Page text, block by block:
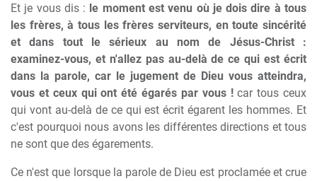
Et je vous dis : le moment est venu où je dois dire à tous
les frères, à tous les frères serviteurs, en toute sincérité
et dans tout le sérieux au nom de Jésus-Christ :
examinez-vous, et n'allez pas au-delà de ce qui est écrit
dans la parole, car le jugement de Dieu vous atteindra,
vous et ceux qui ont été égarés par vous !car tous ceux
qui vont au-delà de ce qui est écrit égarent les hommes. Et
c'est pourquoi nous avons les différentes directions et tous
ne sont que des égarements.
Ce n'est que lorsque la parole de Dieu est proclamée et crue